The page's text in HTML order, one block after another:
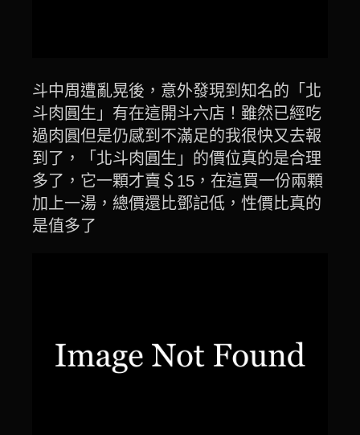
斗中周遭亂晃後，意外發現到知名的「北
斗肉圓生」有在這開斗六店！雖然已經吃
過肉圓但是仍感到不滿足的我很快又去報
到了，「北斗肉圓生」的價位真的是合理
多了，它一顆才賣＄15，在這買一份兩顆
加上一湯，總價還比鄧記低，性價比真的
是值多了